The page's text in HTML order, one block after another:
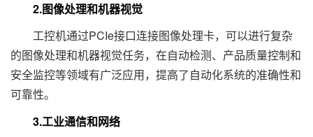
2.图像处理和机器视觉
工控机通过PCIe接口连接图像处理卡，可以进行复杂
的图像处理和机器视觉任务，在自动检测、产品质量控制和
安全监控等领域有广泛应用，提高了自动化系统的准确性和
可靠性。
3.工业通信和网络